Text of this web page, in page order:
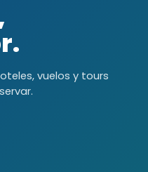
vuelos y tours